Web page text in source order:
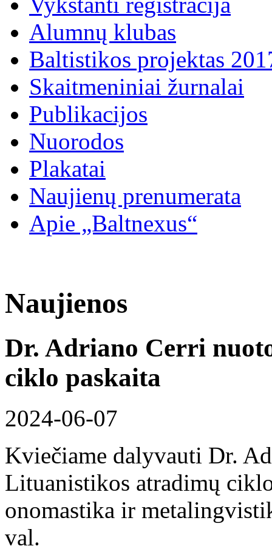
Alumnų klubas
Baltistikos projektas
Skaitmeniniai žurnalai
Publikacijos
Nuorodos
Plakatai
Naujienų prenumerata
Apie „Baltnexus“
Naujienos
Dr. Adriano Cerri
ciklo paskaita
2024-06-07
Kviečiame dalyvauti Dr.
Lituanistikos atradimų
onomastika ir
val.